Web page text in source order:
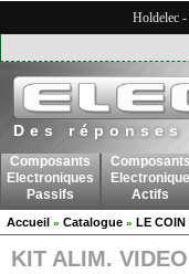
Holdelec -
Des
Composants
Electroniques
Passifs
Composants
Electronique
Actifs
Accueil » Catalogue » LE COIN
KIT ALIM.